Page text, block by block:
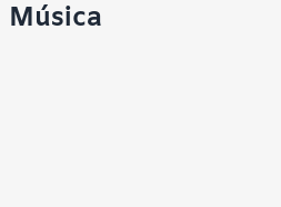
Música